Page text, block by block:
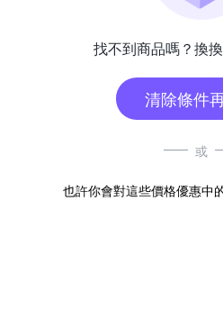
找不到商品嗎？換
清除條件
或
也許你會對這些價格優惠中